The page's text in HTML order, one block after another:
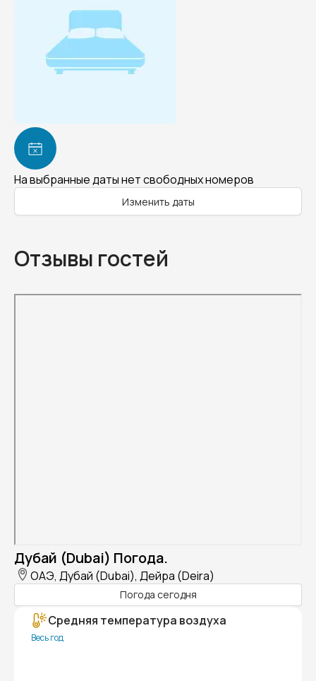
На выбранные даты нет свободных номеров
Изменить даты
Отзывы гостей
Дубай (Dubai) Погода.
ОАЭ, Дубай (Dubai), Дейра (Deira)
Погода сегодня
Средняя температура воздуха
Весь год